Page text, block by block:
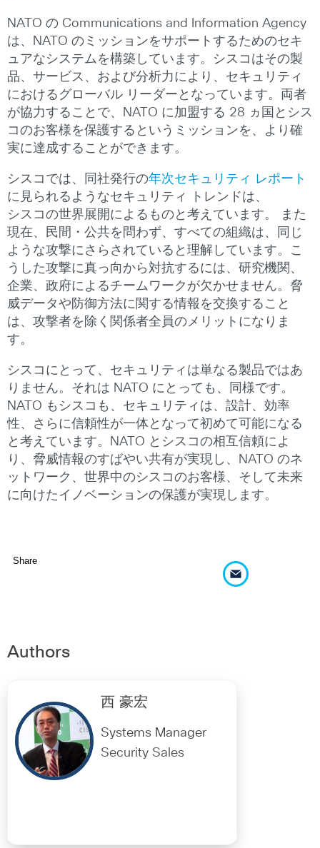
NATO の Communications and Information Agency
は、NATO のミッションをサポートするためのセキ
ュアなシステムを構築しています。シスコはその製
品、サービス、および分析力により、セキュリティ
におけるグローバル リーダーとなっています。両者
が協力することで、NATO に加盟する 28 ヵ国とシス
コのお客様を保護するというミッションを、より確
実に達成することができます。
シスコでは、同社発行の年次セキュリティ レポート
に見られるようなセキュリティ トレンドは、
シスコの世界展開によるものと考えています。 また
現在、民間・公共を問わず、すべての組織は、同じ
ような攻撃にさらされていると理解しています。こ
うした攻撃に真っ向から対抗するには、研究機関、
企業、政府によるチームワークが欠かせません。脅
威データや防御方法に関する情報を交換すること
は、攻撃者を除く関係者全員のメリットになりま
す。
シスコにとって、セキュリティは単なる製品ではあ
りません。それは NATO にとっても、同様です。
NATO もシスコも、セキュリティは、設計、効率
性、さらに信頼性が一体となって初めて可能になる
と考えています。NATO とシスコの相互信頼によ
り、脅威情報のすばやい共有が実現し、NATO のネ
ットワーク、世界中のシスコのお客様、そして未来
に向けたイノベーションの保護が実現します。
Share
Authors
西 豪宏
Systems Manager
Security Sales